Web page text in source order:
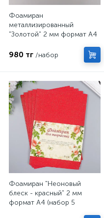
Фоамиран
металлизированный
"Золотой" 2 мм формат А4
980 тг /набор
Фоамиран "Неоновый
блеск - красный" 2 мм
формат А4 (набор 5